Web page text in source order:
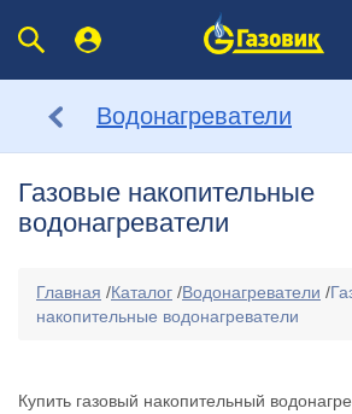
Водонагреватели
Газовые накопительные
водонагреватели
Главная /Каталог /Водонагреватели /
накопительные водонагреватели
Купить газовый накопительный